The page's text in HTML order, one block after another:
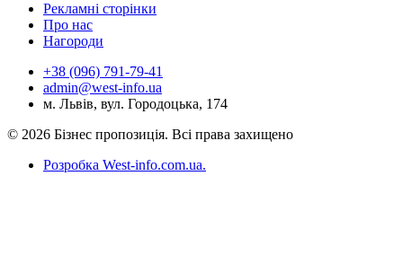
Рекламні сторінки
Про нас
Нагороди
+38 (096) 791-79-41
admin@west-info.ua
м. Львів, вул. Городоцька, 174
© 2026 Бізнес пропозиція. Всі права захищено
Розробка West-info.com.ua.